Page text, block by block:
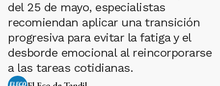
del 25 de mayo, especialistas
recomiendan aplicar una transición
progresiva para evitar la fatiga y el
desborde emocional al reincorporarse
a las tareas cotidianas.